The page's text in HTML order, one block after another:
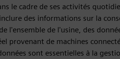
le cadre de ses activités
des informations sur la
l'ensemble de l'usine, des
provenant de machines
sont essentielles à la